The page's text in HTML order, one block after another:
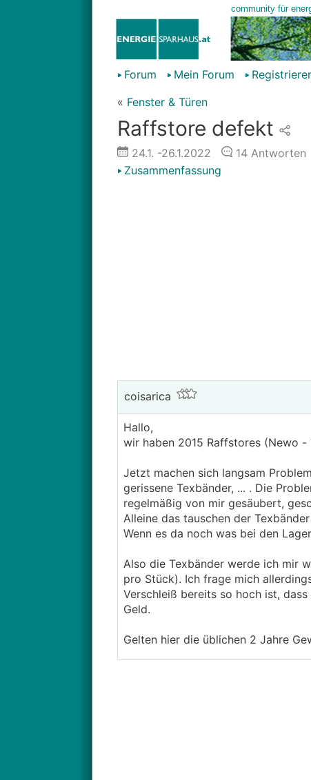
Forum Mein Forum
« Fenster & Türen
Raffstore defekt
24.1. -26.1.2022 14Antworten
Zusammenfassung
coisarica
Hallo,
wir haben 2015 Raffstores (Newo -
Jetzt machen sich langsam
gerissene Texbänder, ... . Die
regelmäßig von mir gesäubert,
Alleine das tauschen der
Wenn es da noch was bei den
Also die Texbänder werde ich mir
pro Stück). Ich frage mich
Verschleiß bereits so hoch ist,
Geld.
Gelten hier die üblichen 2 Jahre